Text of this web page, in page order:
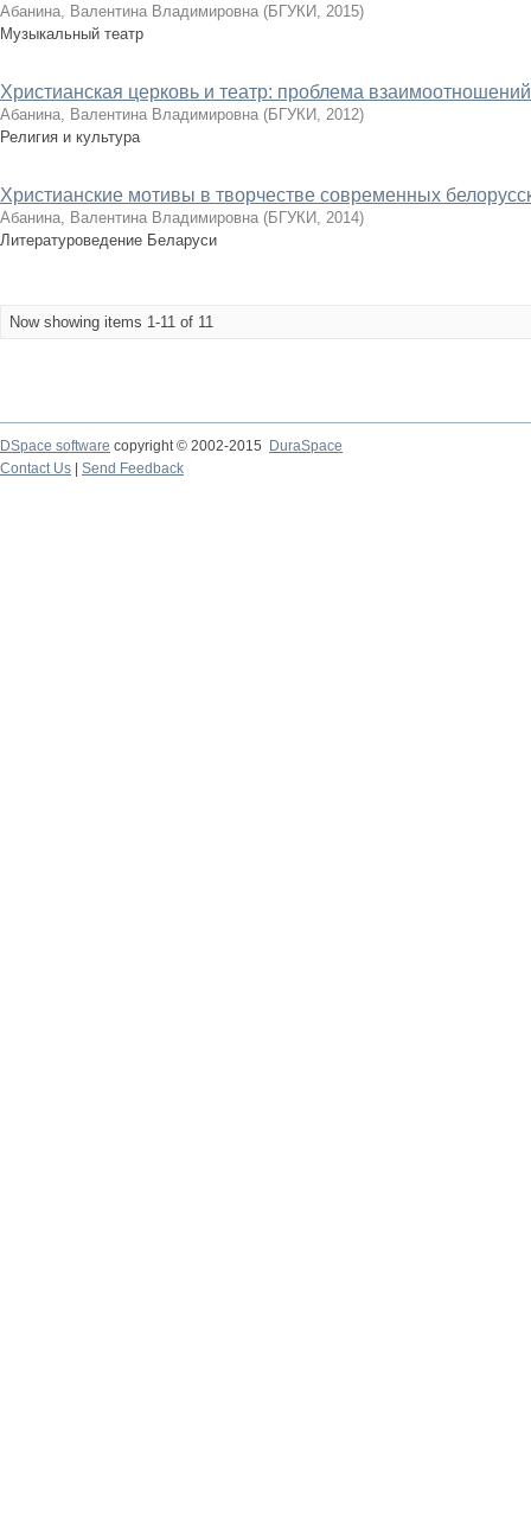
Абанина, Валентина Владимировна (БГУКИ, 2015)
Музыкальный театр
Христианская церковь и театр: проблема взаимоотношений
Абанина, Валентина Владимировна (БГУКИ, 2012)
Религия и культура
Христианские мотивы в творчестве современных
Абанина, Валентина Владимировна (БГУКИ, 2014)
Литературоведение Беларуси
Now showing items 1-11 of 11
DSpace software copyright © 2002-2015
DuraSpace
Contact Us
Send Feedback